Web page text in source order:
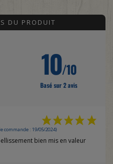
DU PRODUIT
10/10
Basé sur 2 avis
commande : 19/05/2024)
bien mis en valeur